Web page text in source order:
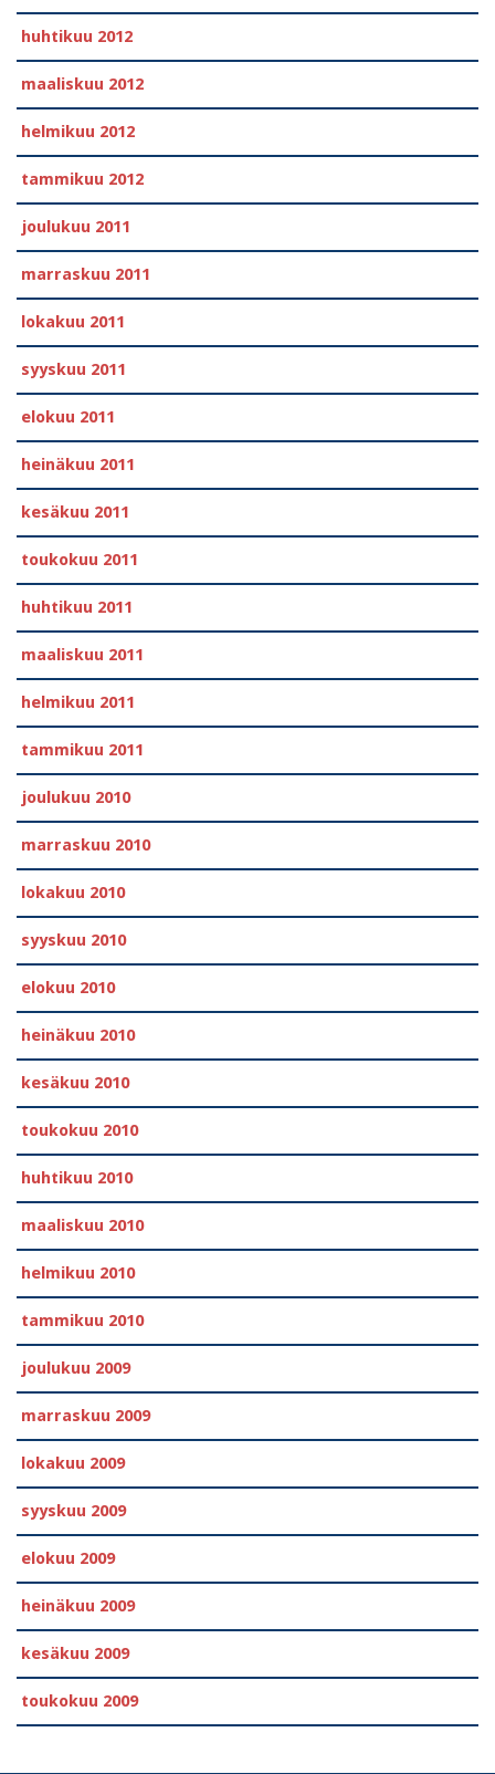
huhtikuu 2012
maaliskuu 2012
helmikuu 2012
tammikuu 2012
joulukuu 2011
marraskuu 2011
lokakuu 2011
syyskuu 2011
elokuu 2011
heinäkuu 2011
kesäkuu 2011
toukokuu 2011
huhtikuu 2011
maaliskuu 2011
helmikuu 2011
tammikuu 2011
joulukuu 2010
marraskuu 2010
lokakuu 2010
syyskuu 2010
elokuu 2010
heinäkuu 2010
kesäkuu 2010
toukokuu 2010
huhtikuu 2010
maaliskuu 2010
helmikuu 2010
tammikuu 2010
joulukuu 2009
marraskuu 2009
lokakuu 2009
syyskuu 2009
elokuu 2009
heinäkuu 2009
kesäkuu 2009
toukokuu 2009